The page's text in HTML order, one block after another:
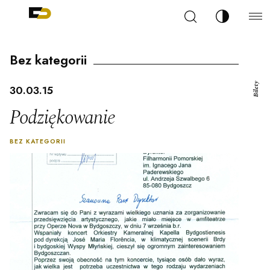
Szukaj Zmień
Bez kategorii
30.03.15
Podziękowanie
BEZ KATEGORII
Bilety